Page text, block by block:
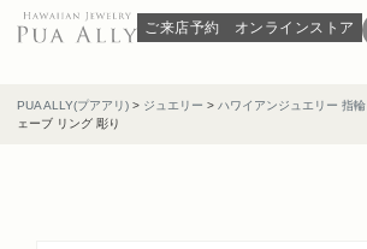
ご来店予約 オンラインストア
PUA ALLY(プアアリ) > ジュエリー > ハワイアンジュエリー 指輪
ェーブ リング 彫り